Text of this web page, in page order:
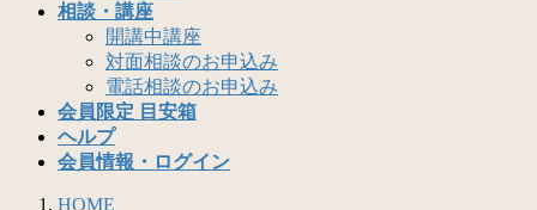
相談・講座
開講中講座
対面相談のお申込み
電話相談のお申込み
会員限定 目安箱
ヘルプ
会員情報・ログイン
HOME